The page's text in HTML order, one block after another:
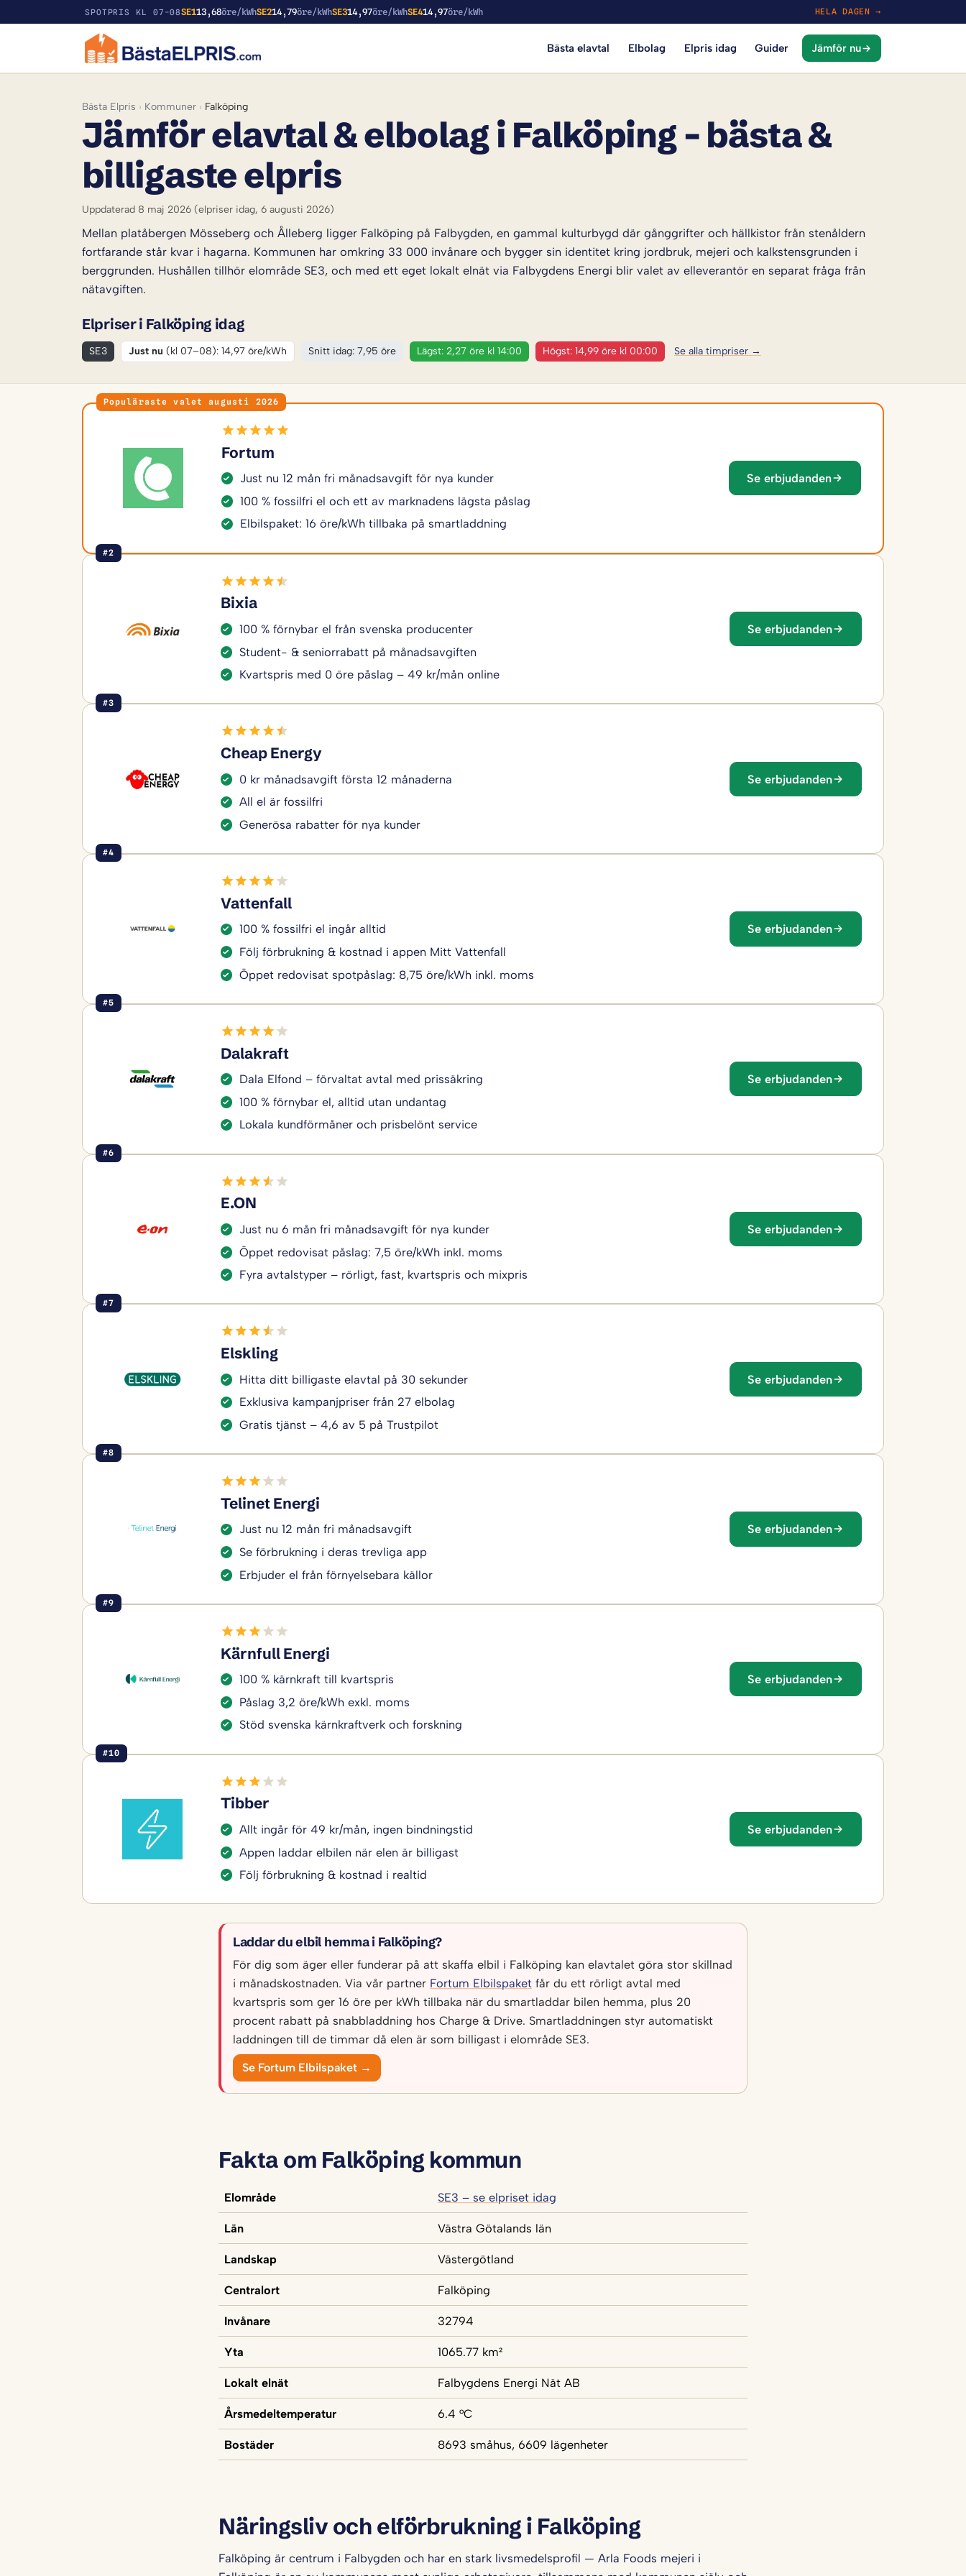
SPOTPRIS KL 07-08SE113,68öre/kWhSE214,79öre/kWhSE314,97öre/kWhSE414,97öre/kWh HELA DAGEN →
Bästa elavtal Elbolag Elpris idag Guider Jämför nu
Bästa Elpris › Kommuner › Falköping
Jämför elavtal & elbolag i Falköping – bästa &
billigaste elpris
Uppdaterad 8 maj 2026 (elpriser idag, 6 augusti 2026)
Mellan platåbergen Mösseberg och Ålleberg ligger Falköping på Falbygden, en gammal kulturbygd där gånggrifter och hällkistor från stenåldern
fortfarande står kvar i hagarna. Kommunen har omkring 33 000 invånare och bygger sin identitet kring jordbruk, mejeri och kalkstensgrunden i
berggrunden. Hushållen tillhör elområde SE3, och med ett eget lokalt elnät via Falbygdens Energi blir valet av elleverantör en separat fråga från
nätavgiften.
Elpriser i Falköping idag
SE3 Just nu (kl 07–08): 14,97 öre/kWh Snitt idag: 7,95 öre Lägst: 2,27 öre kl 14:00 Högst: 14,99 öre kl 00:00 Se alla timpriser →
Populäraste valet augusti 2026
Fortum
Just nu 12 mån fri månadsavgift för nya kunder
100 % fossilfri el och ett av marknadens lägsta påslag
Elbilspaket: 16 öre/kWh tillbaka på smartladdning
Se erbjudanden
#2
Bixia
100 % förnybar el från svenska producenter
Student- & seniorrabatt på månadsavgiften
Kvartspris med 0 öre påslag – 49 kr/mån online
Se erbjudanden
#3
Cheap Energy
0 kr månadsavgift första 12 månaderna
All el är fossilfri
Generösa rabatter för nya kunder
Se erbjudanden
#4
Vattenfall
100 % fossilfri el ingår alltid
Följ förbrukning & kostnad i appen Mitt Vattenfall
Öppet redovisat spotpåslag: 8,75 öre/kWh inkl. moms
Se erbjudanden
#5
Dalakraft
Dala Elfond – förvaltat avtal med prissäkring
100 % förnybar el, alltid utan undantag
Lokala kundförmåner och prisbelönt service
Se erbjudanden
#6
E.ON
Just nu 6 mån fri månadsavgift för nya kunder
Öppet redovisat påslag: 7,5 öre/kWh inkl. moms
Fyra avtalstyper – rörligt, fast, kvartspris och mixpris
Se erbjudanden
#7
Elskling
Hitta ditt billigaste elavtal på 30 sekunder
Exklusiva kampanjpriser från 27 elbolag
Gratis tjänst – 4,6 av 5 på Trustpilot
Se erbjudanden
#8
Telinet Energi
Just nu 12 mån fri månadsavgift
Se förbrukning i deras trevliga app
Erbjuder el från förnyelsebara källor
Se erbjudanden
#9
Kärnfull Energi
100 % kärnkraft till kvartspris
Påslag 3,2 öre/kWh exkl. moms
Stöd svenska kärnkraftverk och forskning
Se erbjudanden
#10
Tibber
Allt ingår för 49 kr/mån, ingen bindningstid
Appen laddar elbilen när elen är billigast
Följ förbrukning & kostnad i realtid
Se erbjudanden
Laddar du elbil hemma i Falköping?
För dig som äger eller funderar på att skaffa elbil i Falköping kan elavtalet göra stor skillnad
i månadskostnaden. Via vår partner Fortum Elbilspaket får du ett rörligt avtal med
kvartspris som ger 16 öre per kWh tillbaka när du smartladdar bilen hemma, plus 20
procent rabatt på snabbladdning hos Charge & Drive. Smartladdningen styr automatiskt
laddningen till de timmar då elen är som billigast i elområde SE3.
Se Fortum Elbilspaket →
Fakta om Falköping kommun
Elområde SE3 – se elpriset idag
Län Västra Götalands län
Landskap Västergötland
Centralort Falköping
Invånare 32794
Yta 1065.77 km²
Lokalt elnät Falbygdens Energi Nät AB
Årsmedeltemperatur 6.4 °C
Bostäder 8693 småhus, 6609 lägenheter
Näringsliv och elförbrukning i Falköping
Falköping är centrum i Falbygden och har en stark livsmedelsprofil — Arla Foods mejeri i